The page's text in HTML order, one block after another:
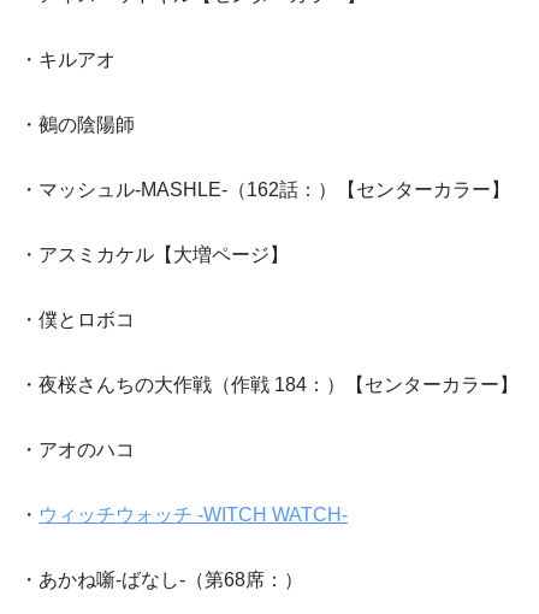
・キルアオ
・鵺の陰陽師
・マッシュル-MASHLE-（162話：）【センターカラー】
・アスミカケル【大増ページ】
・僕とロボコ
・夜桜さんちの大作戦（作戦 184：）【センターカラー】
・アオのハコ
・ ウィッチウォッチ -WITCH WATCH-
・あかね噺-ばなし-（第68席：）